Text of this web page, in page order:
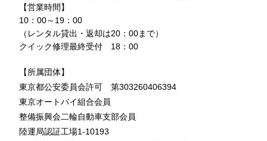
【営業時間】
10：00～19：00
（レンタル貸出・返却は20：00まで）
クイック修理最終受付 18：00
【所属団体】
東京都公安委員会許可 第303260406394
東京オートバイ組合会員
整備振興会二輪自動車支部会員
陸運局認証工場1-10193